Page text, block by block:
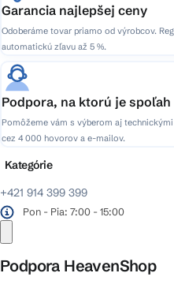
Garancia najlepšej ceny
Odoberáme tovar priamo od výrobcov.
automatickú zľavu až 5 %.
Podpora, na ktorú je spoľah
Pomôžeme vám s výberom aj
cez 4 000 hovorov a e-mailov.
+421 914 399 399
Pon - Pia: 7:00 - 15:00
Podpora HeavenShop
Kategórie